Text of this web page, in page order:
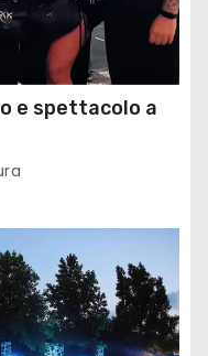
e spettacolo a